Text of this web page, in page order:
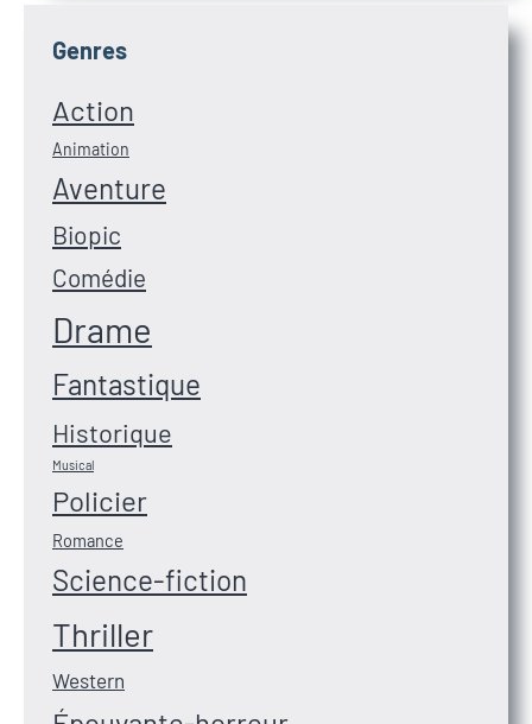
Genres
Action
Animation
Aventure
Biopic
Comédie
Drame
Fantastique
Historique
Musical
Policier
Romance
Science-fiction
Thriller
Western